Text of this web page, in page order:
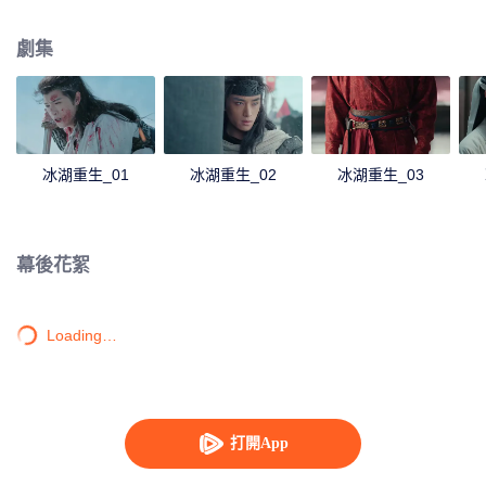
打開App
還百姓美好家園？
劇集
冰湖重生_01 冰湖重生_02 冰湖重生_03
幕後花絮
Loading…